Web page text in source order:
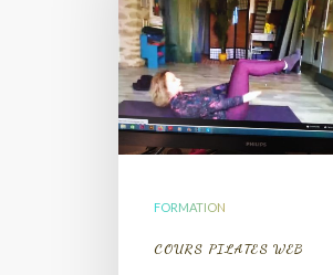
FORMATION
COURS PILATES WEB